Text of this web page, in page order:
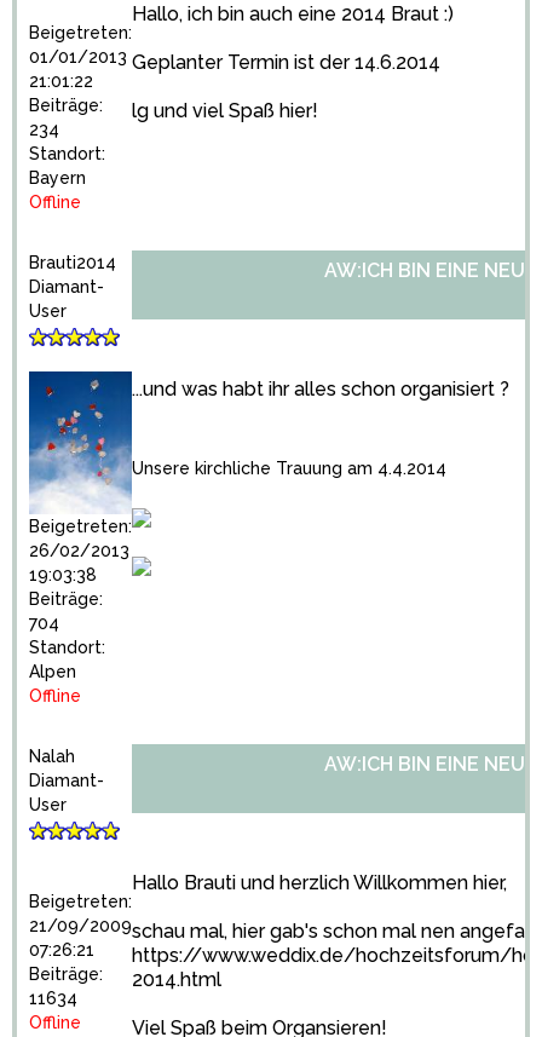
Beigetreten:
01/01/2013
21:01:22
Beiträge:
234
Standort:
Bayern
Offline
Hallo, ich bin auch eine 2014 Braut :)
Geplanter Termin ist der 14.6.2014
lg und viel Spaß hier!
Brauti2014
Diamant-
User
Beigetreten:
26/02/2013
19:03:38
Beiträge:
704
Standort:
Alpen
Offline
AW:ICH BIN EINE
...und was habt ihr alles schon organisiert ?
Unsere kirchliche Trauung am 4.4.2014
Nalah
Diamant-
User
Beigetreten:
21/09/2009
07:26:21
Beiträge:
11634
Offline
AW:ICH BIN EINE
Hallo Brauti und herzlich Willkommen hier,
schau mal, hier gab's schon mal nen
https://www.weddix.de/hochzeitsforum/
2014.html
Viel Spaß beim Organsieren!